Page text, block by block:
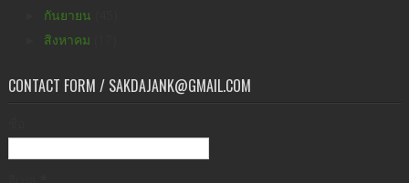
กันยายน
สิงหาคม
CONTACT FORM / SAKDAJANK@GMAIL.COM